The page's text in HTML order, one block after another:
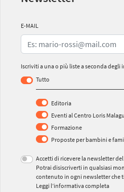
E-MAIL
Iscriviti a una o più liste a seconda degli
Tutto
Editoria
Eventi al Centro Loris
Formazione
Proposte per bambini e
Accetti di ricevere la newsletter
Potrai disiscriverti in qualsiasi
contenuto in ogni newsletter che
Leggi l’informativa completa